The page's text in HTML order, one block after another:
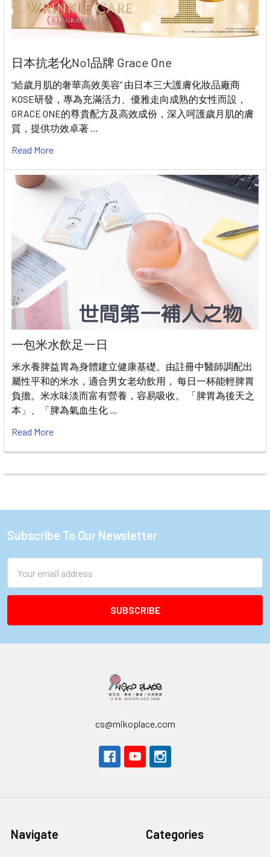
日本抗老化No1品牌 Grace One
“給歲月肌的奢華高效美容” 由日本三大護膚化妝品廠商
KOSE研發，專為充滿活力、優雅走向成熟的女性而設，
GRACE ONE的尊貴配方及高效成份，深入呵護歲月肌的膚
質，提供功效卓著 …
Read More
一包米水飲足一日
米水養脾益胃為身體建立健康基礎。由註冊中醫師調配出
屬性平和的米水，適合男女老幼飲用， 每日一杯能輕脾胃
負擔。米水味淡而富有營養，容易吸收。 「脾胃為後天之
本」、「脾為氣血生化 …
Read More
Footer
Subscribe To Our Newsletter
Address
cs@mikoplace.com
Navigate Categories